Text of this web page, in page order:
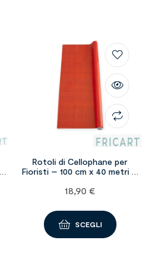
Rotoli di Cellophane per
Fioristi – 100 cm x 40 metri –
18,90 €
SCEGLI